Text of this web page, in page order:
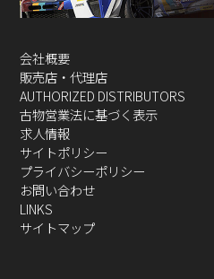
会社概要
販売店・代理店
AUTHORIZED DISTRIBUTORS
古物営業法に基づく表示
求人情報
サイトポリシー
プライバシーポリシー
お問い合わせ
LINKS
サイトマップ